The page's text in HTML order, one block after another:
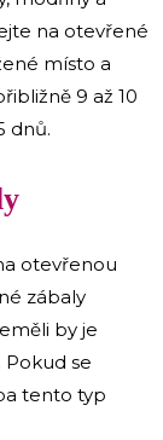
na otevřené
místo a
9 až 10
dnů.
otevřenou
zábaly
by je
se
tento typ